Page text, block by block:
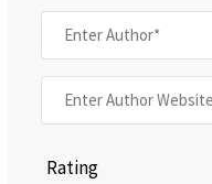
Rating